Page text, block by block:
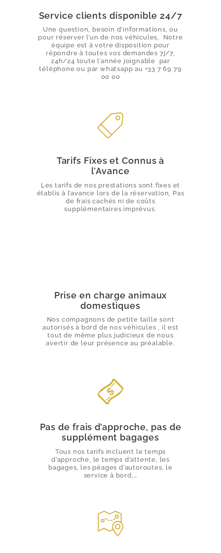
TRANSFERT ÉVÉNEMENTS
TARIFS
RÉSERVATION
Service clients disponible 24/7
Une question, besoin d’informations, ou
pour réserver l’un de nos véhicules, Notre
équipe est à votre disposition pour
répondre à toutes vos demandes 7j/7,
24h/24 toute l’année joignable par
téléphone ou par whatsapp au +33 7 69 79
00 00
Tarifs Fixes et Connus à
l’Avance
Les tarifs de nos prestations sont fixes et
établis à l’avance lors de la réservation, Pas
de frais cachés ni de coûts
supplémentaires imprévus.
Prise en charge animaux
domestiques
Nos compagnons de petite taille sont
autorisés à bord de nos véhicules , il est
tout de même plus judicieux de nous
avertir de leur présence au préalable.
Pas de frais d’approche, pas de
supplément bagages
Tous nos tarifs incluent le temps
d’approche, le temps d’attente, les
bagages, les péages d’autoroutes, le
service à bord,…